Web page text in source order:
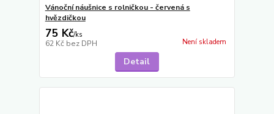
Vánoční náušnice s rolničkou - červená s
hvězdičkou
75 Kč/ks
62 Kč bez DPH Není skladem
Detail